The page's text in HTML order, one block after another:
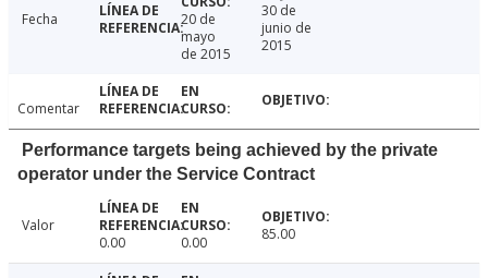
Fecha
20 de
mayo
de 2015
30 de
junio de
2015
Comentar
Performance targets being achieved by the private
operator under the Service Contract
Valor
0.00
0.00 85.00